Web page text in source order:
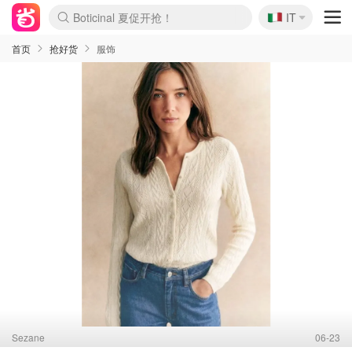
Boticinal 夏促开抢！
4折！lulu周四疯狂上新
速领！Stanley独家85折
Zalando 奥莱闪促！每日更新
🇮🇹
IT
首页 抢好货 服饰
Sezane 06-23